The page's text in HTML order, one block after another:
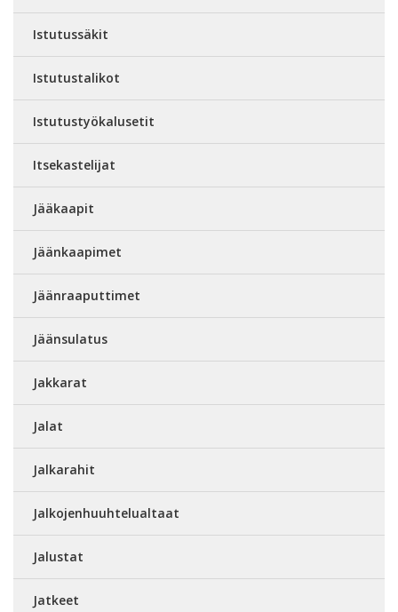
Istutussäkit
Istutustalikot
Istutustyökalusetit
Itsekastelijat
Jääkaapit
Jäänkaapimet
Jäänraaputtimet
Jäänsulatus
Jakkarat
Jalat
Jalkarahit
Jalkojenhuuhtelualtaat
Jalustat
Jatkeet